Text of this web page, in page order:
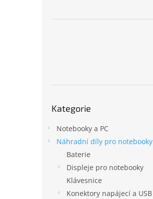
kategorie
Kategorie
Notebooky a PC
Náhradní díly pro notebooky
Baterie
Displeje pro notebooky
Klávesnice
Konektory napájecí a USB